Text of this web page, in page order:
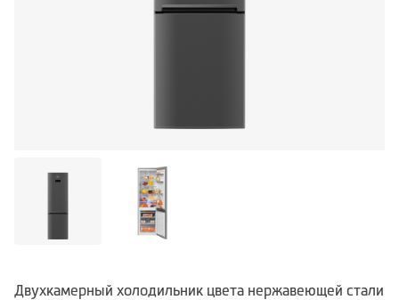
Двухкамерный холодильник цвета нержавеющей стали